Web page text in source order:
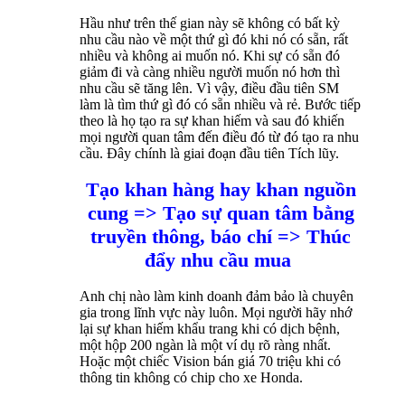
Hầu như trên thế gian này sẽ không có bất kỳ
nhu cầu nào về một thứ gì đó khi nó có sẵn, rất
nhiều và không ai muốn nó. Khi sự có sẵn đó
giảm đi và càng nhiều người muốn nó hơn thì
nhu cầu sẽ tăng lên. Vì vậy, điều đầu tiên SM
làm là tìm thứ gì đó có sẵn nhiều và rẻ. Bước tiếp
theo là họ tạo ra sự khan hiếm và sau đó khiến
mọi người quan tâm đến điều đó từ đó tạo ra nhu
cầu. Đây chính là giai đoạn đầu tiên Tích lũy.
Tạo khan hàng hay khan nguồn
cung => Tạo sự quan tâm bằng
truyền thông, báo chí => Thúc
đẩy nhu cầu mua
Anh chị nào làm kinh doanh đảm bảo là chuyên
gia trong lĩnh vực này luôn. Mọi người hãy nhớ
lại sự khan hiếm khẩu trang khi có dịch bệnh,
một hộp 200 ngàn là một ví dụ rõ ràng nhất.
Hoặc một chiếc Vision bán giá 70 triệu khi có
thông tin không có chip cho xe Honda.